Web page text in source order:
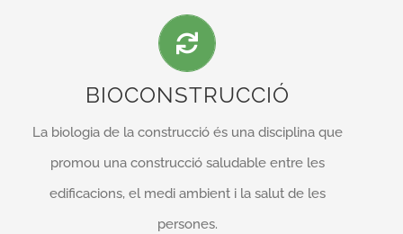
BIOCONSTRUCCIÓ
La biologia de la construcció és una disciplina que
promou una construcció saludable entre les
edificacions, el medi ambient i la salut de les
persones.
Som conscients de la repercussió que la construcció
té sobre el medi ambient, per això, vam optar per
aquesta disciplina tant en l’àmbit dels sistemes
constructius com en el camp de les instal·lacions.